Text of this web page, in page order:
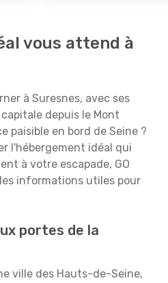
vous attend à
à Suresnes, avec ses
depuis le Mont
paisible en bord de Seine ?
l'hébergement idéal qui
à votre escapade, GO
informations utiles pour
portes de la
ville des Hauts-de-Seine,